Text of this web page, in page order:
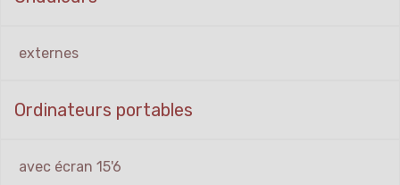
externes
Ordinateurs portables
avec écran 15'6